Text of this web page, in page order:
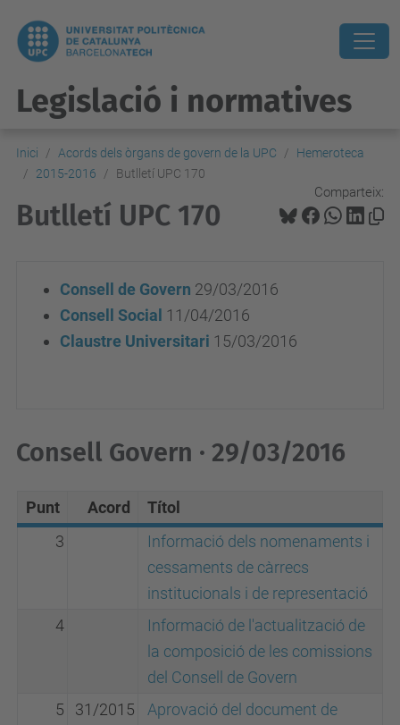
Legislació i normatives
Inici Acords dels òrgans de govern de la UPC
Hemeroteca
2015-2016
Butlletí UPC 170
Comparteix:
Butlletí UPC 170
Consell de Govern 29/03/2016
Consell Social 11/04/2016
Claustre Universitari 15/03/2016
Consell Govern · 29/03/2016
Punt Acord
Títol
3
Informació dels nomenaments i
cessaments de càrrecs
institucionals i de representació
4
Informació de l'actualització de
la composició de les comissions
del Consell de Govern
5
31/2015
Aprovació del document de